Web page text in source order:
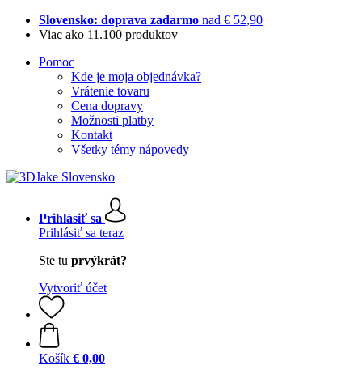
Slovensko: doprava zadarmo nad € 52,90
Viac ako 11.100 produktov
Pomoc
Kde je moja objednávka?
Vrátenie tovaru
Cena dopravy
Možnosti platby
Kontakt
Všetky témy nápovedy
Prihlásiť sa
Prihlásiť sa teraz
Ste tu prvýkrát?
Vytvoriť účet
Košík € 0,00